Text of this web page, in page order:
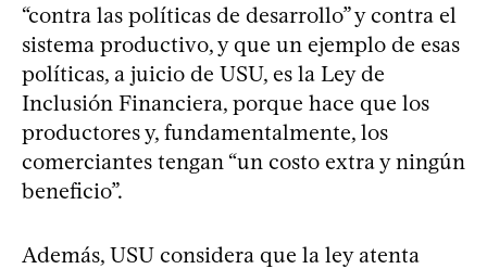
“contra las políticas de desarrollo” y contra el
sistema productivo, y que un ejemplo de esas
políticas, a juicio de USU, es la Ley de
Inclusión Financiera, porque hace que los
productores y, fundamentalmente, los
comerciantes tengan “un costo extra y ningún
beneficio”.
Además, USU considera que la ley atenta